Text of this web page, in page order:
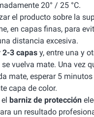
20° / 25 °C.
el producto sobre la
en capas finas, para
distancia excesiva.
2-3 capas y, entre una y
vuelva mate. Una vez
mate, esperar 5
capa de color.
barniz de protección
un resultado